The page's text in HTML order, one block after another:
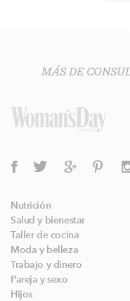
MÁS DE
Nutrición
Salud y bienestar
Taller de cocina
Moda y belleza
Trabajo y dinero
Pareja y sexo
Hijos